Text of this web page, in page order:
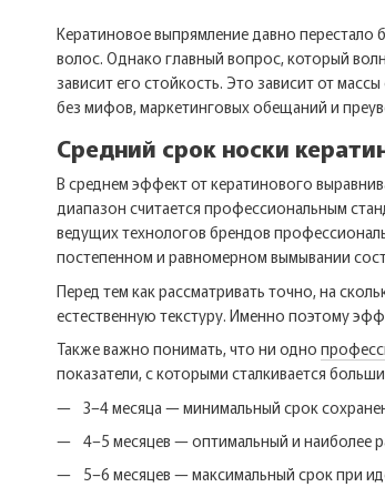
Кератиновое выпрямление давно перестало
волос. Однако главный вопрос, который
зависит его стойкость. Это зависит от
без мифов, маркетинговых обещаний и
Средний срок носки
В среднем эффект от кератинового
диапазон считается профессиональным
ведущих технологов брендов
постепенном и равномерном вымывании
Перед тем как рассматривать точно, на
естественную текстуру. Именно поэтому
Также важно понимать, что ни одно
показатели, с которыми сталкивается
3–4 месяца — минимальный срок
4–5 месяцев — оптимальный и наиболее
5–6 месяцев — максимальный срок при